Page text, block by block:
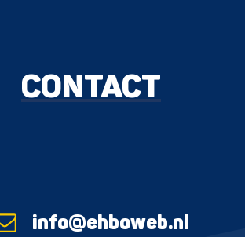
CONTACT
info@ehboweb.nl